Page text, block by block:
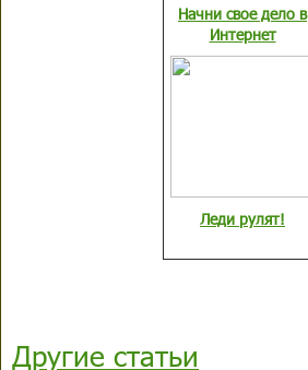
Начни свое дело в
Интернет
Леди рулят!
Другие статьи